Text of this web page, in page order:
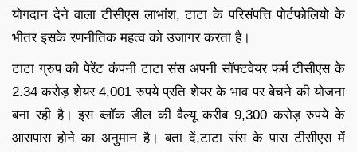
योगदान देने वाला टीसीएस लाभांश, टाटा के परिसंपत्ति पोर्टफोलियो के
भीतर इसके रणनीतिक महत्व को उजागर करता है।
टाटा ग्रुप की पेरेंट कंपनी टाटा संस अपनी सॉफ्टवेयर फर्म टीसीएस के
2.34 करोड़ शेयर 4,001 रुपये प्रति शेयर के भाव पर बेचने की योजना
बना रही है। इस ब्लॉक डील की वैल्यू करीब 9,300 करोड़ रुपये के
आसपास होने का अनुमान है। बता दें,टाटा संस के पास टीसीएस में